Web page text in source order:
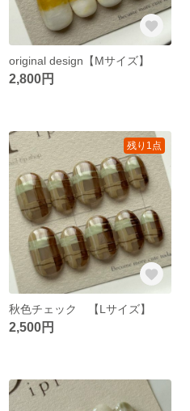
original design【Mサイズ】
2,800円
残り1点
秋色チェック 【Lサイズ】
2,500円